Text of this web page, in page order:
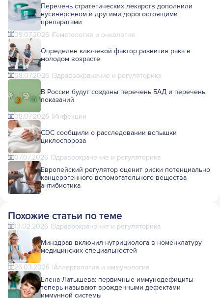
Перечень стратегических лекарств дополнили
нусинерсеном и другими дорогостоящими
препаратами
09.07.2026 Гематология и онкология
Определен ключевой фактор развития рака в
молодом возрасте
08.07.2026 Здравоохранение и регуляторика
В России будут созданы перечень БАД и перечень
показаний
08.07.2026 Инфекции
CDC сообщили о расследовании вспышки
циклоспороза
07.07.2026 Здравоохранение и регуляторика
Европейский регулятор оценит риски потенциально
канцерогенного вспомогательного вещества
антибиотика
Похожие статьи по теме
13.02.2026 Здравоохранение и регуляторика
Минздрав включил нутрициолога в номенклатуру
медицинских специальностей
26.03.2026 Аллергология и иммунология
Елена Латышева: первичные иммунодефициты
теперь называют врожденными дефектами
иммунной системы